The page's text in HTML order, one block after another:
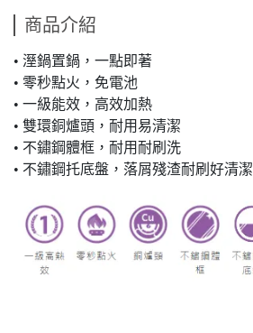
商品介紹
• 溼鍋置鍋，一點即著
• 零秒點火，免電池
• 一級能效，高效加熱
• 雙環銅爐頭，耐用易清潔
• 不鏽鋼體框，耐用耐刷洗
• 不鏽鋼托底盤，落屑殘渣耐刷好清潔